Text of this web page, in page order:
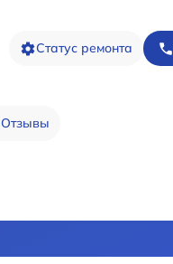
Статус ремонта
Отзывы